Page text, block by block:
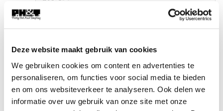
Deze website maakt gebruik van cookies
We gebruiken cookies om content en advertenties te
personaliseren, om functies voor social media te bieden
en om ons websiteverkeer te analyseren. Ook delen we
informatie over uw gebruik van onze site met onze
BE-12106 aantal
TOEVOEGEN AAN WINKELWAGEN